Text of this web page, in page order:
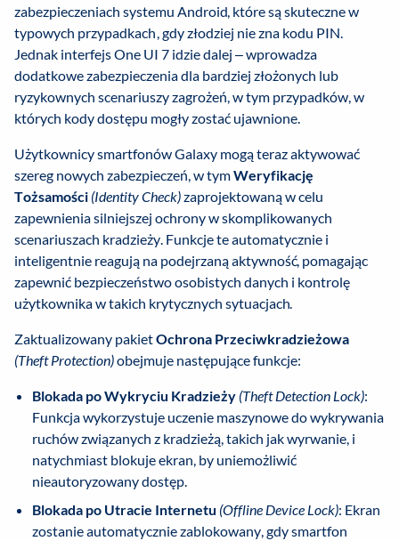
zabezpieczeniach systemu Android, które są skuteczne w
typowych przypadkach, gdy złodziej nie zna kodu PIN.
Jednak interfejs One UI 7 idzie dalej – wprowadza
dodatkowe zabezpieczenia dla bardziej złożonych lub
ryzykownych scenariuszy zagrożeń, w tym przypadków, w
których kody dostępu mogły zostać ujawnione.
Użytkownicy smartfonów Galaxy mogą teraz aktywować
szereg nowych zabezpieczeń, w tymWeryfikację
Tożsamości (Identity Check)zaprojektowaną w celu
zapewnienia silniejszej ochrony w skomplikowanych
scenariuszach kradzieży. Funkcje te automatycznie i
inteligentnie reagują na podejrzaną aktywność, pomagając
zapewnić bezpieczeństwo osobistych danych i kontrolę
użytkownika w takich krytycznych sytuacjach.
Zaktualizowany pakietOchrona Przeciwkradzieżowa
(Theft Protection)obejmuje następujące funkcje:
Blokada po Wykryciu Kradzieży (Theft Detection Lock):
Funkcja wykorzystuje uczenie maszynowe do wykrywania
ruchów związanych z kradzieżą, takich jak wyrwanie, i
natychmiast blokuje ekran, by uniemożliwić
nieautoryzowany dostęp.
Blokada po Utracie Internetu (Offline Device Lock): Ekran
zostanie automatycznie zablokowany, gdy smartfon